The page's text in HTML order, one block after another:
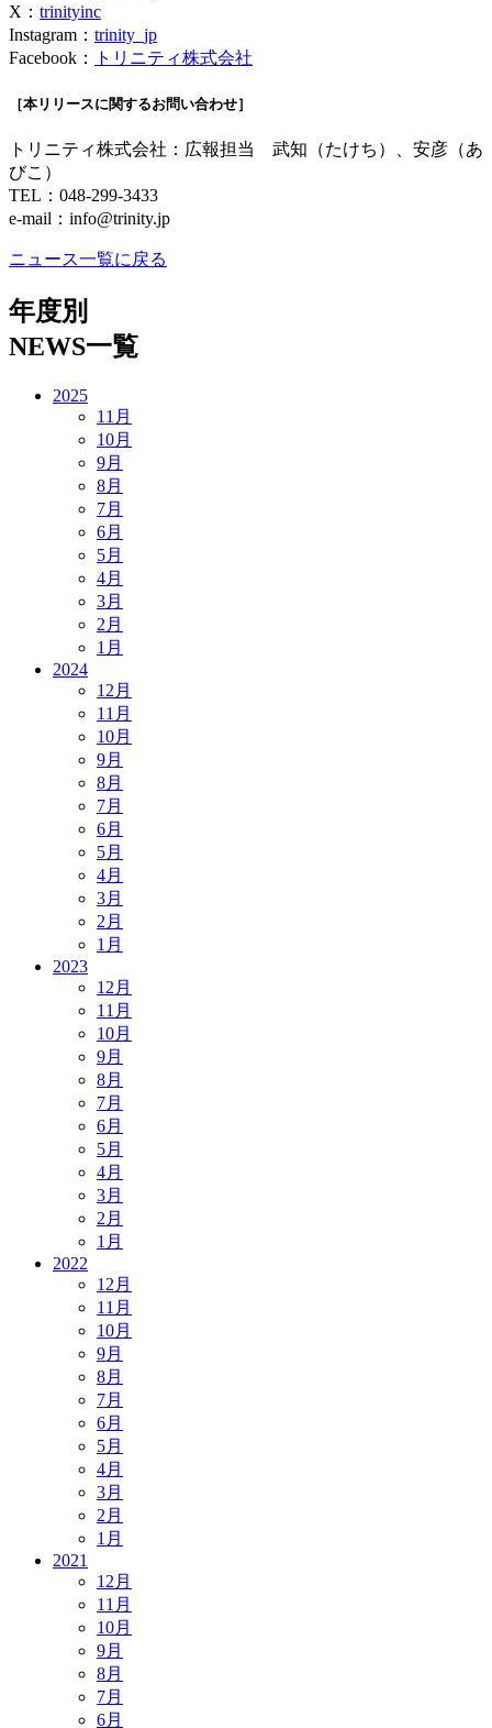
X： trinityinc
Instagram： trinity_jp
Facebook：
トリニティ株式会社
［本リリースに関するお問い合わせ］
トリニティ株式会社：広報担当 武知（たけち）、安彦（あ
びこ）
TEL：048-299-3433
e-mail： info@trinity.jp
ニュース一覧に戻る
年度別
NEWS一覧
2025
11月
10月
9月
8月
7月
6月
5月
4月
3月
2月
1月
2024
12月
11月
10月
9月
8月
7月
6月
5月
4月
3月
2月
1月
2023
12月
11月
10月
9月
8月
7月
6月
5月
4月
3月
2月
1月
2022
12月
11月
10月
9月
8月
7月
6月
5月
4月
3月
2月
1月
2021
12月
11月
10月
9月
8月
7月
6月